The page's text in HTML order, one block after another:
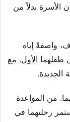
الأسرة بدلاً من
واصفةً إياه
طفلهما الأول. مع
الجديدة.
من المواعدة
رحلتهما في